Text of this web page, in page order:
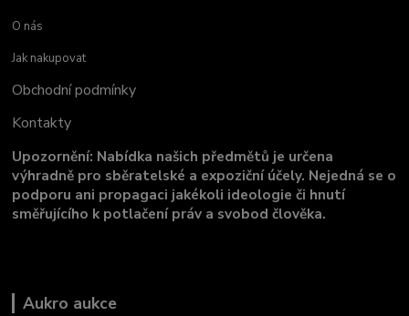
O nás
Jak nakupovat
Obchodní podmínky
Kontakty
Upozornění: Nabídka našich předmětů je určena
výhradně pro sběratelské a expoziční účely. Nejedná se o
podporu ani propagaci jakékoli ideologie či hnutí
směřujícího k potlačení práv a svobod člověka.
Aukro aukce